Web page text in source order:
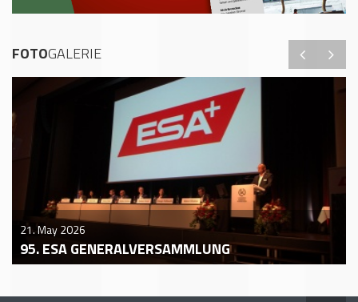
FOTOGALERIE
21. May 2026
95. ESA GENERALVERSAMMLUNG